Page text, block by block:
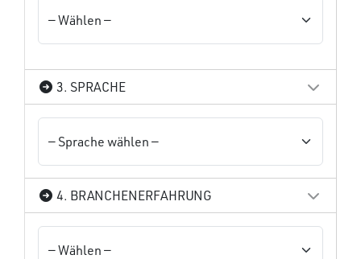
3. SPRACHE
4. BRANCHENERFAHRUNG